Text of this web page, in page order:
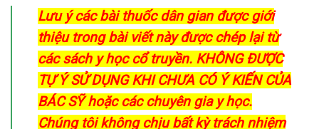
Lưu ý các bài thuốc dân gian được giới
thiệu trong bài viết này được chép lại từ
các sách y học cổ truyền. KHÔNG ĐƯỢC
TỰ Ý SỬ DỤNG KHI CHƯA CÓ Ý KIẾN CỦA
BÁC SỸ hoặc các chuyên gia y học.
Chúng tôi không chịu bất kỳ trách nhiệm